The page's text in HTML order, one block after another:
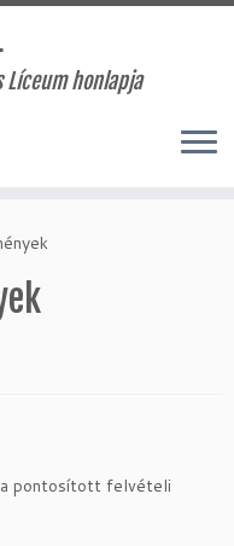
Líceum honlapja
a pontosított felvételi